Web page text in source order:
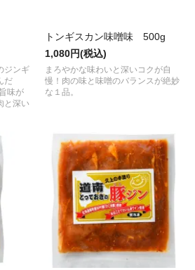
ジンギ
だ
味が
と深い
トンギスカン味噌味 500g
1,080円(税込)
まろやかな味わいと深いコクが自
慢！肉の味と味噌のバランスが絶妙
な１品。